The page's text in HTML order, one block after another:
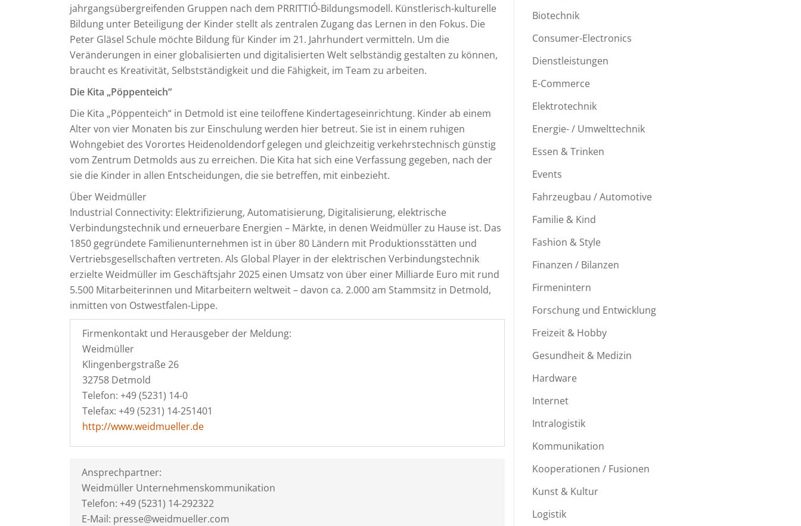
jahrgangsübergreifenden Gruppen nach dem PRRITTIÓ-Bildungsmodell. Künstlerisch-kulturelle
Bildung unter Beteiligung der Kinder stellt als zentralen Zugang das Lernen in den Fokus. Die
Peter Gläsel Schule möchte Bildung für Kinder im 21. Jahrhundert vermitteln. Um die
Veränderungen in einer globalisierten und digitalisierten Welt selbständig gestalten zu können,
braucht es Kreativität, Selbstständigkeit und die Fähigkeit, im Team zu arbeiten.
Die Kita „Pöppenteich“
Die Kita „Pöppenteich“ in Detmold ist eine teiloffene Kindertageseinrichtung. Kinder ab einem
Alter von vier Monaten bis zur Einschulung werden hier betreut. Sie ist in einem ruhigen
Wohngebiet des Vorortes Heidenoldendorf gelegen und gleichzeitig verkehrstechnisch günstig
vom Zentrum Detmolds aus zu erreichen. Die Kita hat sich eine Verfassung gegeben, nach der
sie die Kinder in allen Entscheidungen, die sie betreffen, mit einbezieht.
Über Weidmüller
Industrial Connectivity: Elektrifizierung, Automatisierung, Digitalisierung, elektrische
Verbindungstechnik und erneuerbare Energien – Märkte, in denen Weidmüller zu Hause ist. Das
1850 gegründete Familienunternehmen ist in über 80 Ländern mit Produktionsstätten und
Vertriebsgesellschaften vertreten. Als Global Player in der elektrischen Verbindungstechnik
erzielte Weidmüller im Geschäftsjahr 2025 einen Umsatz von über einer Milliarde Euro mit rund
5.500 Mitarbeiterinnen und Mitarbeitern weltweit – davon ca. 2.000 am Stammsitz in Detmold,
inmitten von Ostwestfalen-Lippe.
Firmenkontakt und Herausgeber der Meldung:
Weidmüller
Klingenbergstraße 26
32758 Detmold
Telefon: +49 (5231) 14-0
Telefax: +49 (5231) 14-251401
http://www.weidmueller.de
Ansprechpartner:
Weidmüller Unternehmenskommunikation
Telefon: +49 (5231) 14-292322
E-Mail: presse@weidmueller.com
Biotechnik
Consumer-Electronics
Dienstleistungen
E-Commerce
Elektrotechnik
Energie- / Umwelttechnik
Essen & Trinken
Events
Fahrzeugbau / Automotive
Familie & Kind
Fashion & Style
Finanzen / Bilanzen
Firmenintern
Forschung und Entwicklung
Freizeit & Hobby
Gesundheit & Medizin
Hardware
Internet
Intralogistik
Kommunikation
Kooperationen / Fusionen
Kunst & Kultur
Logistik